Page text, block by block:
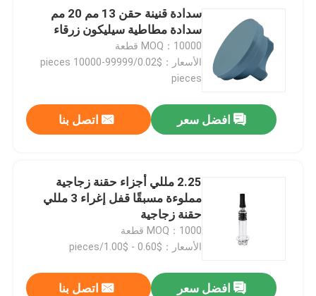
سدادة قنينة حقن 13 مم 20 مم
سدادة مطاطية سيليكون زرقاء
MOQ：10000 قطعة
الأسعار：$0.02/pieces 10000-99999
pieces
افضل سعر اتصل بنا
2.25 مللي أجزاء حقنة زجاجية
مملوءة مسبقًا قفل إغراء 3 مللي
حقنة زجاجية
MOQ：1000 قطعة
الأسعار：$0.60 - $1.00/pieces
افضل سعر اتصل بنا